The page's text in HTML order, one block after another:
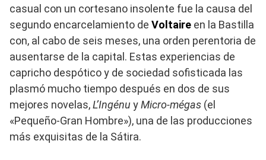
casual con un cortesano insolente fue la causa del
segundo encarcelamiento de Voltaire en la Bastilla
con, al cabo de seis meses, una orden perentoria de
ausentarse de la capital. Estas experiencias de
capricho despótico y de sociedad sofisticada las
plasmó mucho tiempo después en dos de sus
mejores novelas,L’Ingénu yMicro-mégas (el
«Pequeño-Gran Hombre»), una de las producciones
más exquisitas de la Sátira.